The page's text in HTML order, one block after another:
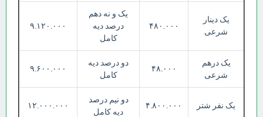
یک دینار
شرعی
۴۸۰.۰۰۰
یک و نه دهم
درصد دیه
کامل
۹.۱۲۰.۰۰۰
یک درهم
شرعی
۴۸.۰۰۰
دو درصد دیه
کامل
۹.۶۰۰.۰۰۰
یک نفر شتر ۴.۸۰۰.۰۰۰
دو نیم درصد
دیه کامل
۱۲.۰۰۰.۰۰۰